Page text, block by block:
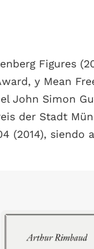
Figures
y Mean
John Simon
der Stadt
(2014),